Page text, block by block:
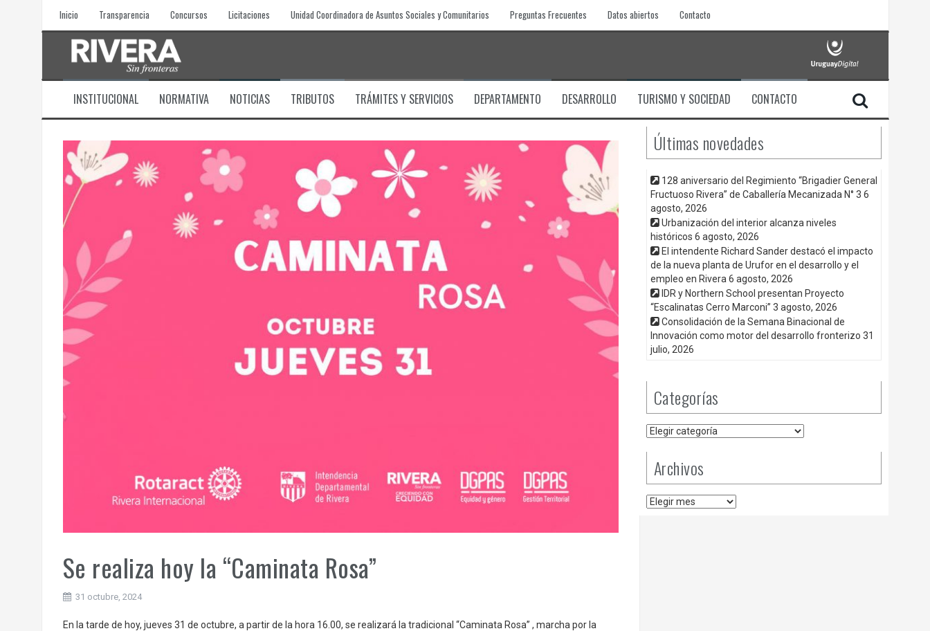
Inicio Transparencia Concursos Licitaciones Unidad Coordinadora de Asuntos Sociales y Comunitarios Preguntas Frecuentes Datos abiertos Contacto
INSTITUCIONAL NORMATIVA NOTICIAS TRIBUTOS TRÁMITES Y SERVICIOS DEPARTAMENTO DESARROLLO TURISMO Y SOCIEDAD CONTACTO
Se realiza hoy la “Caminata Rosa”
31 octubre, 2024
En la tarde de hoy, jueves 31 de octubre, a partir de la hora 16.00, se realizará la tradicional “Caminata Rosa” , marcha por la
Últimas novedades
128 aniversario del Regimiento “Brigadier General
Fructuoso Rivera” de Caballería Mecanizada N° 3 6
agosto, 2026
Urbanización del interior alcanza niveles
históricos 6 agosto, 2026
El intendente Richard Sander destacó el impacto
de la nueva planta de Urufor en el desarrollo y el
empleo en Rivera 6 agosto, 2026
IDR y Northern School presentan Proyecto
“Escalinatas Cerro Marconi” 3 agosto, 2026
Consolidación de la Semana Binacional de
Innovación como motor del desarrollo fronterizo 31
julio, 2026
Categorías
Categorías
Archivos
Archivos